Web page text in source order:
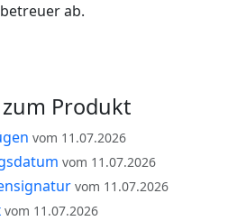
ab.
Produkt
vom 11.07.2026
vom 11.07.2026
vom 11.07.2026
vom 11.07.2026